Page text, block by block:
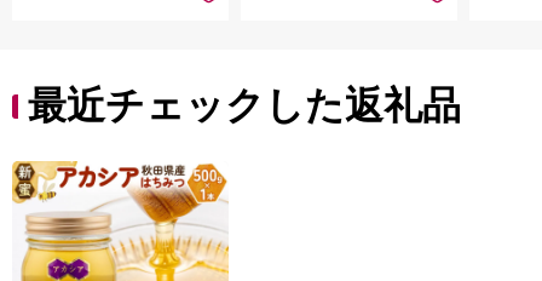
最近チェックした返礼品